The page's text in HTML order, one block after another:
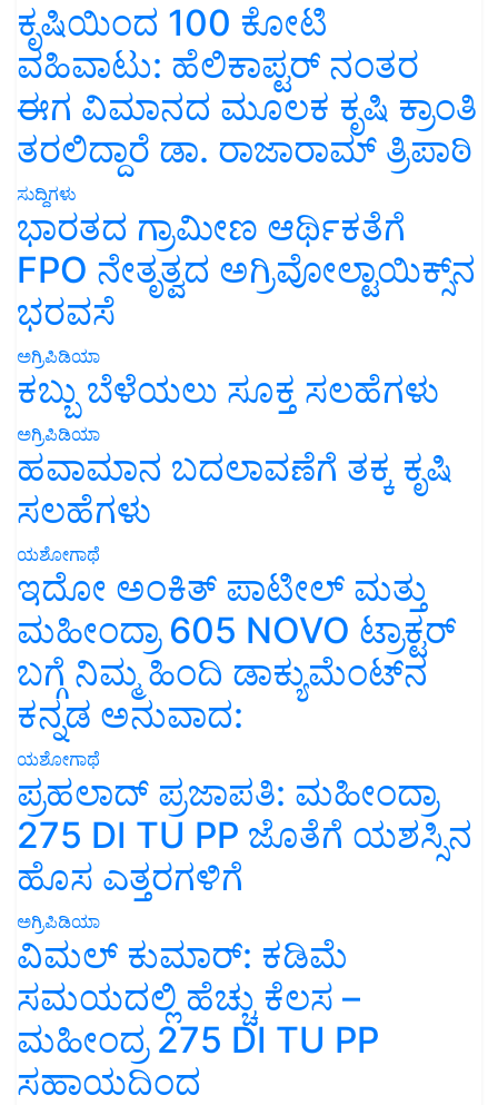
ಕೃಷಿಯಿಂದ 100 ಕೋಟಿ
ವಹಿವಾಟು: ಹೆಲಿಕಾಪ್ಟರ್ ನಂತರ
ಈಗ ವಿಮಾನದ ಮೂಲಕ ಕೃಷಿ ಕ್ರಾಂತಿ
ತರಲಿದ್ದಾರೆ ಡಾ. ರಾಜಾರಾಮ್ ತ್ರಿಪಾಠಿ
ಸುದ್ದಿಗಳು
ಭಾರತದ ಗ್ರಾಮೀಣ ಆರ್ಥಿಕತೆಗೆ
FPO ನೇತೃತ್ವದ ಅಗ್ರಿವೋಲ್ಟಾಯಿಕ್ಸ್‌ನ
ಭರವಸೆ
ಅಗ್ರಿಪಿಡಿಯಾ
ಕಬ್ಬು ಬೆಳೆಯಲು ಸೂಕ್ತ ಸಲಹೆಗಳು
ಅಗ್ರಿಪಿಡಿಯಾ
ಹವಾಮಾನ ಬದಲಾವಣೆಗೆ ತಕ್ಕ ಕೃಷಿ
ಸಲಹೆಗಳು
ಯಶೋಗಾಥೆ
ಇದೋ ಅಂಕಿತ್ ಪಾಟೀಲ್ ಮತ್ತು
ಮಹೀಂದ್ರಾ 605 NOVO ಟ್ರಾಕ್ಟರ್
ಬಗ್ಗೆ ನಿಮ್ಮ ಹಿಂದಿ ಡಾಕ್ಯುಮೆಂಟ್‌ನ
ಕನ್ನಡ ಅನುವಾದ:
ಯಶೋಗಾಥೆ
ಪ್ರಹಲಾದ್ ಪ್ರಜಾಪತಿ: ಮಹೀಂದ್ರಾ
275 DI TU PP ಜೊತೆಗೆ ಯಶಸ್ಸಿನ
ಹೊಸ ಎತ್ತರಗಳಿಗೆ
ಅಗ್ರಿಪಿಡಿಯಾ
ವಿಮಲ್ ಕುಮಾರ್: ಕಡಿಮೆ
ಸಮಯದಲ್ಲಿ ಹೆಚ್ಚು ಕೆಲಸ –
ಮಹೀಂದ್ರ 275 DI TU PP
ಸಹಾಯದಿಂದ